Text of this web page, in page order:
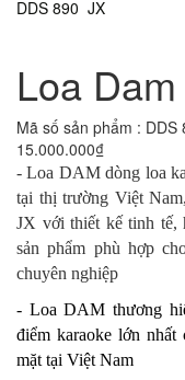
Loa
Mã số sản phẩm :
15.000.000₫
- Loa DAM dòng loa
tại thị trường Việt
JX với thiết kế tinh tế,
sản phẩm phù hợp
chuyên nghiệp
- Loa DAM thương
điểm karaoke lớn
mặt tại Việt Nam